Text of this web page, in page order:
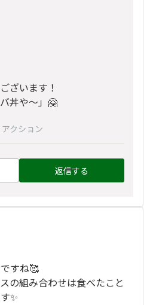
ざいます！
丼や～」🤗
クション
返信する
すね🥰
の組み合わせは食べたこと
✨